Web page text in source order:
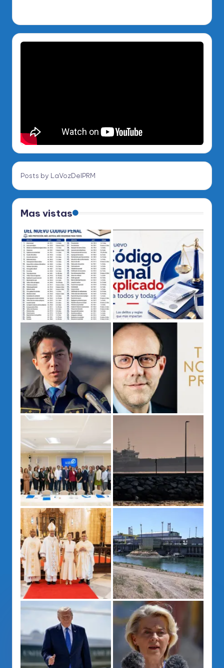
Posts by LaVozDelPRM
Mas vistas